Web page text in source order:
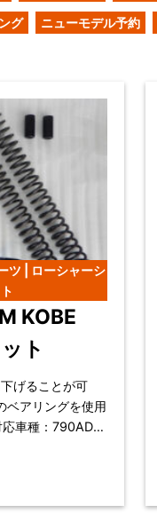
グ ニューモデル予約
ツ | ローシャーシ
KOBE
ト
げることが可
ベアリングを使用